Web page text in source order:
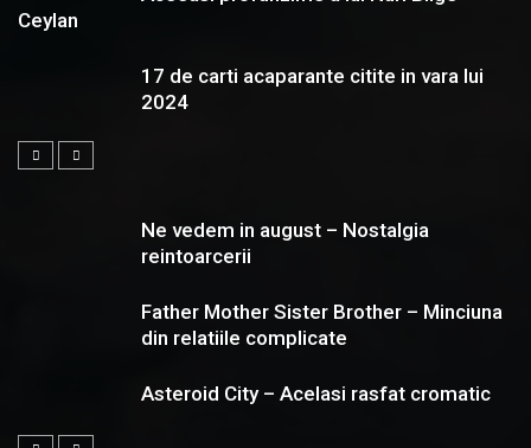
Ceylan
17 de carti acaparante citite in vara lui
2024
Ne vedem in august – Nostalgia
reintoarcerii
Father Mother Sister Brother – Minciuna
din relatiile complicate
Asteroid City – Acelasi rasfat cromatic